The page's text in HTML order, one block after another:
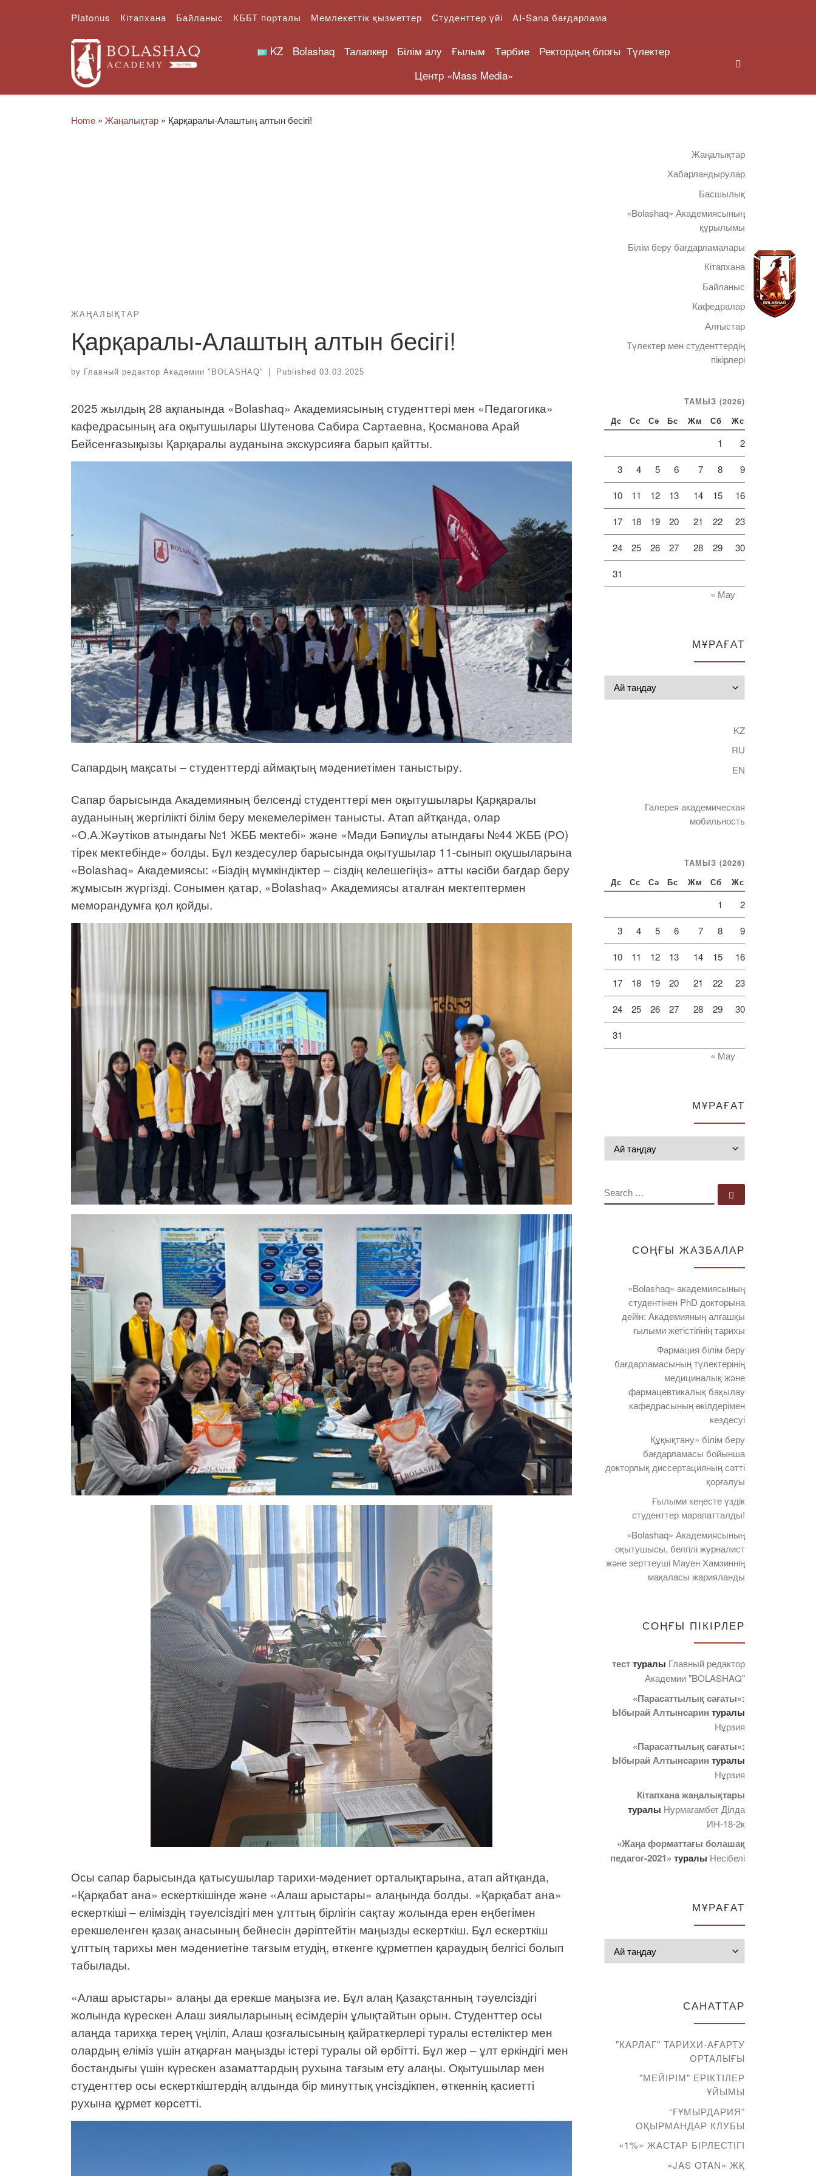
Skip to contentPlatonus Кітапхана Байланыс КББТ порталы Мемлекеттік қызметтер Студенттер үйі AI-Sana бағдарлама
KZ Bolashaq Талапкер Білім алу Ғылым Тәрбие Ректордың блогы Түлектер
Центр «Mass Media»
Home » Жаңалықтар » Қарқаралы-Алаштың алтын бесігі!
ЖАҢАЛЫҚТАР
Қарқаралы-Алаштың алтын бесігі!
by Главный редактор Академии "BOLASHAQ" Published 03.03.2025
2025 жылдың 28 ақпанында «Bolashaq» Академиясының студенттері мен «Педагогика»
кафедрасының аға оқытушылары Шутенова Сабира Сартаевна, Қосманова Арай
Бейсенғазықызы Қарқаралы ауданына экскурсияға барып қайтты.
Сапардың мақсаты – студенттерді аймақтың мәдениетімен таныстыру.
Сапар барысында Академияның белсенді студенттері мен оқытушылары Қарқаралы
ауданының жергілікті білім беру мекемелерімен танысты. Атап айтқанда, олар
«О.А.Жәутіков атындағы №1 ЖББ мектебі» және «Мәди Бәпиұлы атындағы №44 ЖББ (РО)
тірек мектебінде» болды. Бұл кездесулер барысында оқытушылар 11-сынып оқушыларына
«Bolashaq» Академиясы: «Біздің мүмкіндіктер – сіздің келешегіңіз» атты кәсіби бағдар беру
жұмысын жүргізді. Сонымен қатар, «Bolashaq» Академиясы аталған мектептермен
меморандумға қол қойды.
Осы сапар барысында қатысушылар тарихи-мәдениет орталықтарына, атап айтқанда,
«Қарқабат ана» ескерткішінде және «Алаш арыстары» алаңында болды. «Қарқабат ана»
ескерткіші – еліміздің тәуелсіздігі мен ұлттың бірлігін сақтау жолында ерен еңбегімен
ерекшеленген қазақ анасының бейнесін дәріптейтін маңызды ескерткіш. Бұл ескерткіш
ұлттың тарихы мен мәдениетіне тағзым етудің, өткенге құрметпен қараудың белгісі болып
табылады.
«Алаш арыстары» алаңы да ерекше маңызға ие. Бұл алаң Қазақстанның тәуелсіздігі
жолында күрескен Алаш зиялыларының есімдерін ұлықтайтын орын. Студенттер осы
алаңда тарихқа терең үңіліп, Алаш қозғалысының қайраткерлері туралы естеліктер мен
олардың еліміз үшін атқарған маңызды істері туралы ой өрбітті. Бұл жер – ұлт еркіндігі мен
бостандығы үшін күрескен азаматтардың рухына тағзым ету алаңы. Оқытушылар мен
студенттер осы ескерткіштердің алдында бір минуттық үнсіздікпен, өткеннің қасиетті
рухына құрмет көрсетті.
Жаңалықтар
Хабарландырулар
Басшылық
«Bolashaq» Академиясының
құрылымы
Білім беру бағдарламалары
Кітапхана
Байланыс
Кафедралар
Алғыстар
Түлектер мен студенттердің
пікірлері
ТАМЫЗ (2026)
Дс Сс Сә Бс Жм Сб Жс
1 2
3 4 5 6 7 8 9
10 11 12 13 14 15 16
17 18 19 20 21 22 23
24 25 26 27 28 29 30
31
« Мау
МҰРАҒАТ
KZ
RU
EN
Галерея академическая
мобильность
ТАМЫЗ (2026)
Дс Сс Сә Бс Жм Сб Жс
1 2
3 4 5 6 7 8 9
10 11 12 13 14 15 16
17 18 19 20 21 22 23
24 25 26 27 28 29 30
31
« Мау
МҰРАҒАТ
SEARCH
СОҢҒЫ ЖАЗБАЛАР
«Bolashaq» академиясының
студентінен PhD докторына
дейін: Академияның алғашқы
ғылыми жетістігінің тарихы
Фармация білім беру
бағдарламасының түлектерінің
медициналық және
фармацевтикалық бақылау
кафедрасының өкілдерімен
кездесуі
Құқықтану» білім беру
бағдарламасы бойынша
докторлық диссертацияның сәтті
қорғалуы
Ғылыми кеңесте үздік
студенттер марапатталды!
«Bolashaq» Академиясының
оқытушысы, белгілі журналист
және зерттеуші Мауен Хамзиннің
мақаласы жарияланды
СОҢҒЫ ПІКІРЛЕР
тесттуралы Главный редактор
Академии "BOLASHAQ"
«Парасаттылық сағаты»:
Ыбырай Алтынсарин туралы
Нұрзия
«Парасаттылық сағаты»:
Ыбырай Алтынсарин туралы
Нұрзия
Кітапхана жаңалықтары
туралы Нурмагамбет Дiлда
ИН-18-2к
«Жаңа форматтағы болашақ
педагог-2021» туралы Несібелі
МҰРАҒАТ
САНАТТАР
"КАРЛАГ" ТАРИХИ-АҒАРТУ
ОРТАЛЫҒЫ
"МЕЙІРІМ" ЕРІКТІЛЕР
ҰЙЫМЫ
“ҒҰМЫРДАРИЯ”
ОҚЫРМАНДАР КЛУБЫ
«1%» ЖАСТАР БІРЛЕСТІГІ
«JAS OTAN» ЖҚ
Telegram